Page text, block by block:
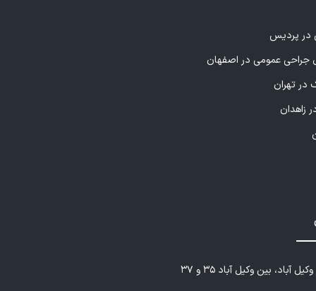
در پردیس
عمومی در اصفهان
در تهران
زاهدان
آباد، بین وکیل آباد ۳۵ و ۳۷